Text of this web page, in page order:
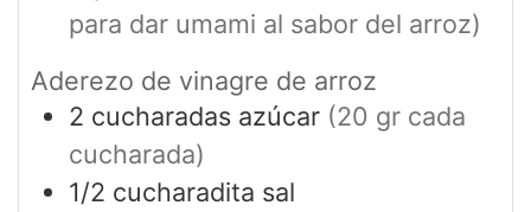
para dar umami al sabor del arroz)
Aderezo de vinagre de arroz
2 cucharadas azúcar (20 gr cada
cucharada)
1/2 cucharadita sal